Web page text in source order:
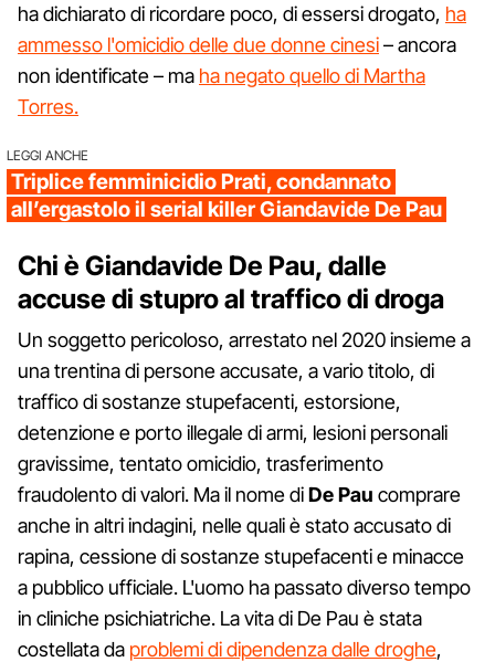
ha dichiarato di ricordare poco, di essersi drogato, ha
ammesso l'omicidio delle due donne cinesi– ancora
non identificate – ma ha negato quello di Martha
Torres.
LEGGI ANCHE
Triplice femminicidio Prati, condannato
all’ergastolo il serial killer Giandavide De Pau
Chi è Giandavide De Pau, dalle
accuse di stupro al traffico di droga
Un soggetto pericoloso, arrestato nel 2020 insieme a
una trentina di persone accusate, a vario titolo, di
traffico di sostanze stupefacenti, estorsione,
detenzione e porto illegale di armi, lesioni personali
gravissime, tentato omicidio, trasferimento
fraudolento di valori. Ma il nome diDe Pau comprare
anche in altri indagini, nelle quali è stato accusato di
rapina, cessione di sostanze stupefacenti e minacce
a pubblico ufficiale. L'uomo ha passato diverso tempo
in cliniche psichiatriche. La vita di De Pau è stata
costellata da problemi di dipendenza dalle droghe,